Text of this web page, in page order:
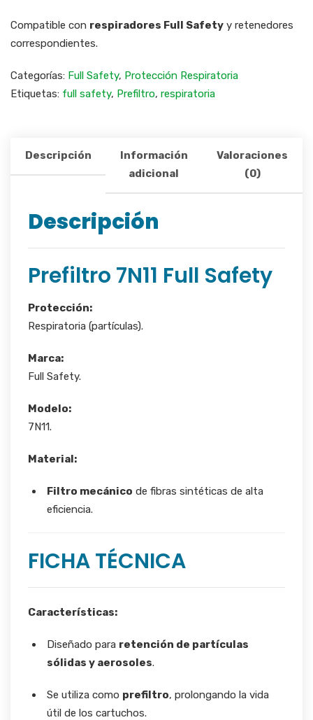
Compatible con respiradores Full Safety y retenedores
correspondientes.
Categorías: Full Safety, Protección Respiratoria
Etiquetas: full safety, Prefiltro, respiratoria
Descripción
Información
adicional
Valoraciones
(0)
Descripción
Prefiltro 7N11 Full Safety
Protección:
Respiratoria (partículas).
Marca:
Full Safety.
Modelo:
7N11.
Material:
Filtro mecánico de fibras sintéticas de alta
eficiencia.
FICHA TÉCNICA
Características:
Diseñado para retención de partículas
sólidas y aerosoles.
Se utiliza como prefiltro, prolongando la vida
útil de los cartuchos.